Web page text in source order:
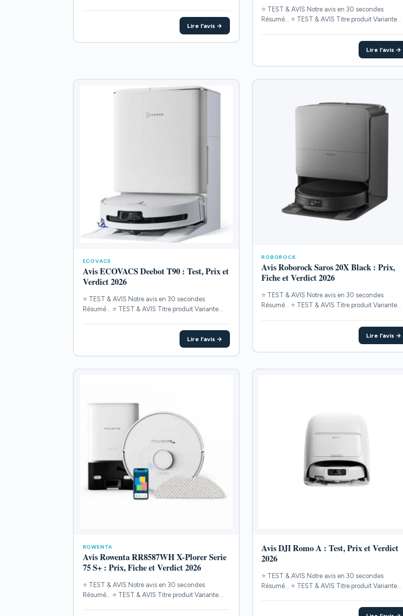
Lire l'avis →
⭐ TEST & AVIS Notre avis en 30 secondes
Résumé... ⭐ TEST & AVIS Titre produit Variante
Lire l'avis →
ECOVACS
Avis ECOVACS Deebot T90 : Test, Prix et
Verdict 2026
⭐ TEST & AVIS Notre avis en 30 secondes
Résumé... ⭐ TEST & AVIS Titre produit Variante
Lire l'avis →
ROBOROCK
Avis Roborock Saros 20X Black : Prix,
Fiche et Verdict 2026
⭐ TEST & AVIS Notre avis en 30 secondes
Résumé... ⭐ TEST & AVIS Titre produit Variante
Lire l'avis →
ROWENTA
Avis Rowenta RR8587WH X-Plorer Serie
75 S+ : Prix, Fiche et Verdict 2026
⭐ TEST & AVIS Notre avis en 30 secondes
Résumé... ⭐ TEST & AVIS Titre produit Variante
Avis DJI Romo A : Test, Prix et Verdict
2026
⭐ TEST & AVIS Notre avis en 30 secondes
Résumé... ⭐ TEST & AVIS Titre produit Variante